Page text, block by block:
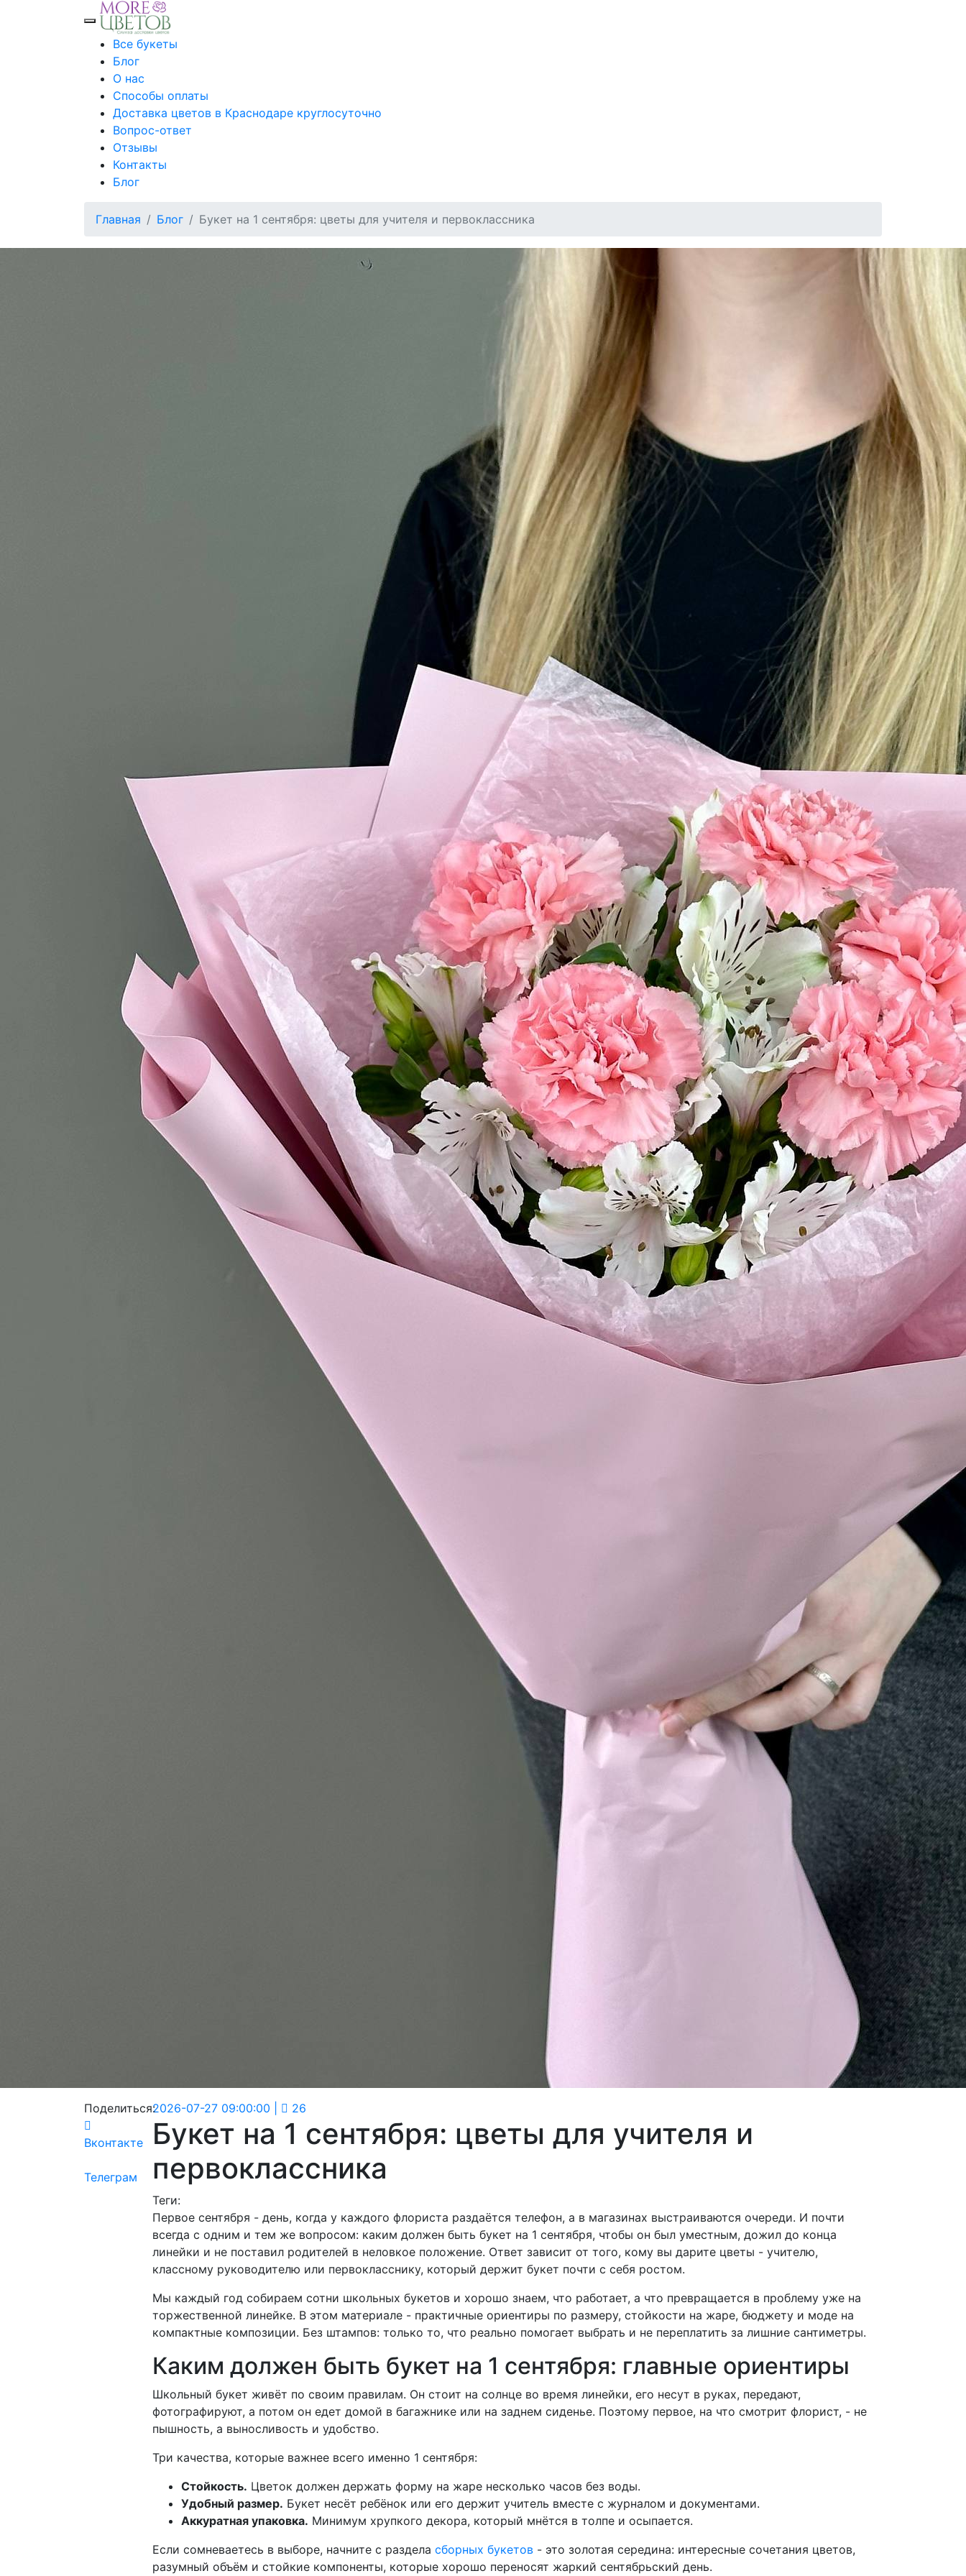
Toggle mobile menu
Все букеты
Блог
О нас
Способы оплаты
Доставка цветов в Краснодаре круглосуточно
Вопрос-ответ
Отзывы
Контакты
Блог
Главная Блог Букет на 1 сентября: цветы для учителя и первоклассника
2026-07-27 09:00:00 26
Букет на 1 сентября: цветы для учителя и
первоклассника
Теги:
Первое сентября - день, когда у каждого флориста раздаётся телефон, а в магазинах выстраиваются очереди. И почти
всегда с одним и тем же вопросом: каким должен быть букет на 1 сентября, чтобы он был уместным, дожил до конца
линейки и не поставил родителей в неловкое положение. Ответ зависит от того, кому вы дарите цветы - учителю,
классному руководителю или первокласснику, который держит букет почти с себя ростом.
Мы каждый год собираем сотни школьных букетов и хорошо знаем, что работает, а что превращается в проблему уже на
торжественной линейке. В этом материале - практичные ориентиры по размеру, стойкости на жаре, бюджету и моде на
компактные композиции. Без штампов: только то, что реально помогает выбрать и не переплатить за лишние сантиметры.
Каким должен быть букет на 1 сентября: главные ориентиры
Школьный букет живёт по своим правилам. Он стоит на солнце во время линейки, его несут в руках, передают,
фотографируют, а потом он едет домой в багажнике или на заднем сиденье. Поэтому первое, на что смотрит флорист, - не
пышность, а выносливость и удобство.
Три качества, которые важнее всего именно 1 сентября:
Стойкость. Цветок должен держать форму на жаре несколько часов без воды.
Удобный размер. Букет несёт ребёнок или его держит учитель вместе с журналом и документами.
Аккуратная упаковка. Минимум хрупкого декора, который мнётся в толпе и осыпается.
Если сомневаетесь в выборе, начните с раздела сборных букетов - это золотая середина: интересные сочетания цветов,
разумный объём и стойкие компоненты, которые хорошо переносят жаркий сентябрьский день.
Поделиться:
Вконтакте
Телеграм